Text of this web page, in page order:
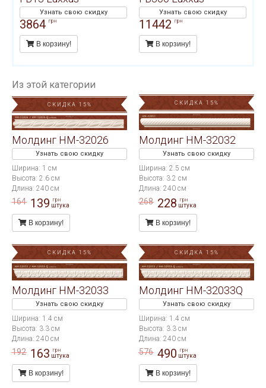
Узнать свою скидку
3864 грн
В корзину!
Узнать свою скидку
11442 грн
В корзину!
Из этой категории
СКИДКА 15%
Молдинг HM-32026
Узнать свою скидку
Ширина: 1 см
Высота: 2.6 см
Длина: 240 см
164 139 грн
штука
В корзину!
СКИДКА 15%
Молдинг HM-32032
Узнать свою скидку
Ширина: 2.5 см
Высота: 3.2 см
Длина: 240 см
268 228 грн
штука
В корзину!
СКИДКА 15%
Молдинг HM-32033
Узнать свою скидку
Ширина: 1.4 см
Высота: 3.3 см
Длина: 240 см
192 163 грн
штука
В корзину!
СКИДКА 15%
Молдинг HM-32033Q
Узнать свою скидку
Ширина: 1.4 см
Высота: 3.3 см
Длина: 240 см
576 490 грн
штука
В корзину!